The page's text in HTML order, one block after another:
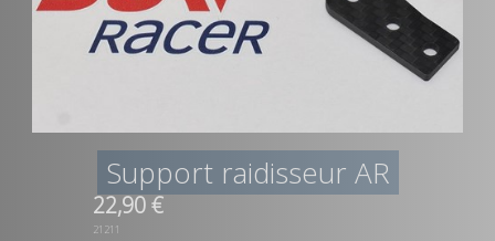
Support raidisseur AR
22,90 €
21211